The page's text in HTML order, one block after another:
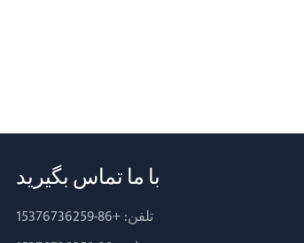
با ما تماس بگیرید
تلفن:+86-15376736259